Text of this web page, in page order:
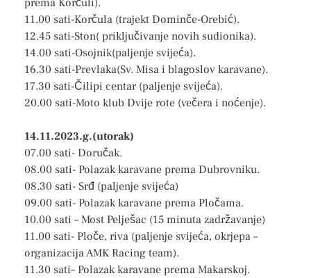
prema Korčuli).
11.00 sati-Korčula (trajekt Dominče-Orebić).
12.45 sati-Ston( priključivanje novih sudionika).
14.00 sati-Osojnik(paljenje svijeća).
16.30 sati-Prevlaka(Sv. Misa i blagoslov karavane).
17.30 sati-Čilipi centar (paljenje svijeća).
20.00 sati-Moto klub Dvije rote (večera i noćenje).
14.11.2023.g.(utorak)
07.00 sati- Doručak.
08.00 sati- Polazak karavane prema Dubrovniku.
08.30 sati- Srđ (paljenje svijeća)
09.00 sati- Polazak karavane prema Pločama.
10.00 sati – Most Pelješac (15 minuta zadržavanje)
11.00 sati- Ploče, riva (paljenje svijeća, okrjepa –
organizacija AMK Racing team).
11.30 sati– Polazak karavane prema Makarskoj.